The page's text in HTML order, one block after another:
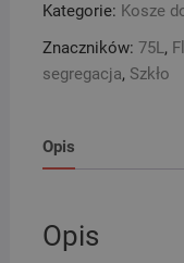
SZARY
72L
do
SZKŁO
Kategorie: Kosze
Znaczników: 75L,
segregacja, Szkło
Opis
Opis